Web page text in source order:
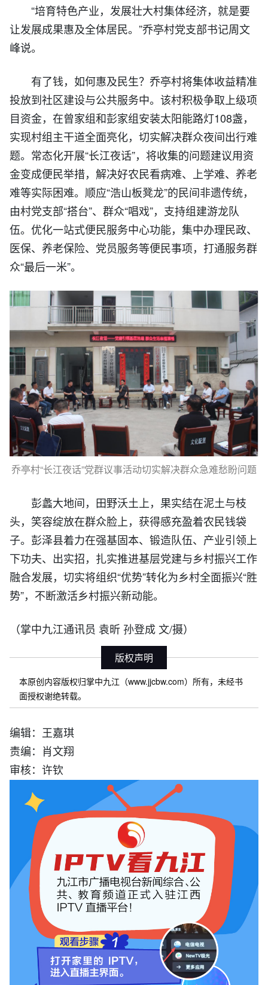
“培育特色产业，发展壮大村集体经济，就是要
让发展成果惠及全体居民。”乔亭村党支部书记周文
峰说。
有了钱，如何惠及民生？乔亭村将集体收益精准
投放到社区建设与公共服务中。该村积极争取上级项
目资金，在曾家组和彭家组安装太阳能路灯108盏，
实现村组主干道全面亮化，切实解决群众夜间出行难
题。常态化开展“长江夜话”，将收集的问题建议用资
金变成便民举措，解决好农民看病难、上学难、养老
难等实际困难。顺应“浩山板凳龙”的民间非遗传统，
由村党支部“搭台”、群众“唱戏”，支持组建游龙队
伍。优化一站式便民服务中心功能，集中办理民政、
医保、养老保险、党员服务等便民事项，打通服务群
众“最后一米”。
乔亭村“长江夜话”党群议事活动切实解决群众急难愁盼问题
彭蠡大地间，田野沃土上，果实结在泥土与枝
头，笑容绽放在群众脸上，获得感充盈着农民钱袋
子。彭泽县着力在强基固本、锻造队伍、产业引领上
下功夫、出实招，扎实推进基层党建与乡村振兴工作
融合发展，切实将组织“优势”转化为乡村全面振兴“胜
势”，不断激活乡村振兴新动能。
（掌中九江通讯员 袁昕 孙登成 文/摄）
版权声明
本原创内容版权归掌中九江（www.jjcbw.com）所有，未经书
面授权谢绝转载。
编辑：王嘉琪
责编：肖文翔
审核：许钦